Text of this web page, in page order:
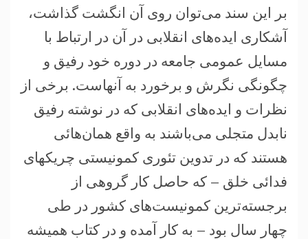
بر این سند می‌توان روی آن انگشت گذاشت،
آشکاری ایده‌های انقلابی در آن در ارتباط با
مسایل عمومی جامعه در دوره خود رفیق و
چگونگی نگرش و برخورد به آنهاست. برخی از
نظرات و ایده‌های انقلابی که در نوشته رفیق
نابدل متجلی می‌باشند به واقع همان‌هائی
هستند که در تدوین تئوری کمونیستی چریکهای
فدائی خلق – که حاصل کار گروهی از
برجسته‌ترين کمونيست‌های کشور در طی
چهار سال بود – به کار آمده و در کتاب هميشه